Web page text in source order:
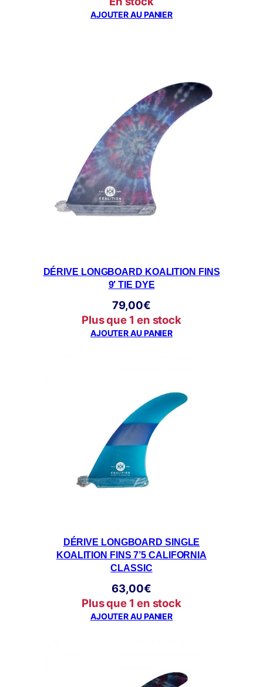
initial
actuel
AJOUTER AU PANIER
DÉRIVE LONGBOARD KOALITION FINS
9′ TIE DYE
79,00€
Plus que 1 en stock
AJOUTER AU PANIER
DÉRIVE LONGBOARD SINGLE
KOALITION FINS 7’5 CALIFORNIA
CLASSIC
63,00€
Plus que 1 en stock
AJOUTER AU PANIER